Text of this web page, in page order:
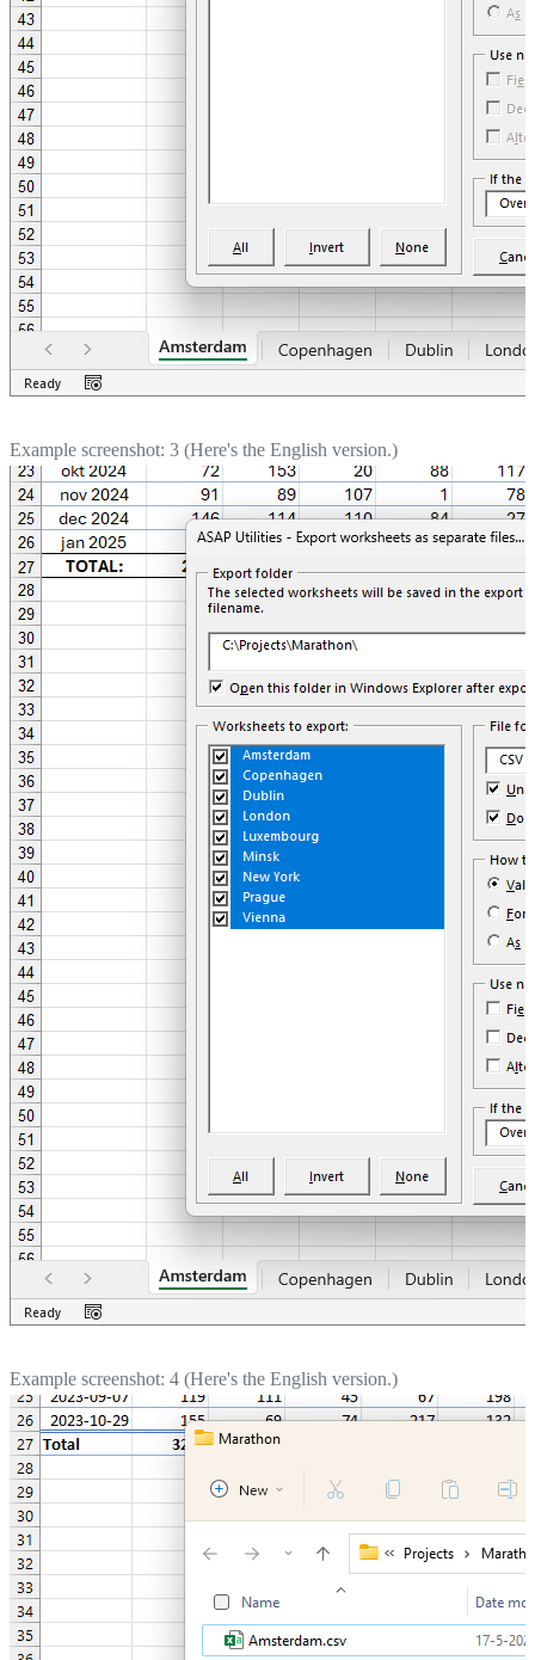
Example screenshot: 3 (Here's the English version.)
Example screenshot: 4 (Here's the English version.)